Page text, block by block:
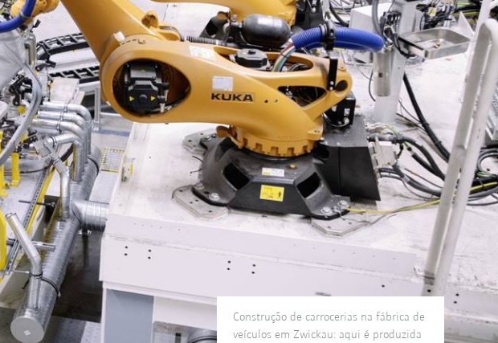
Construção de carrocerias na fábrica de
veículos em Zwickau: aqui é produzida